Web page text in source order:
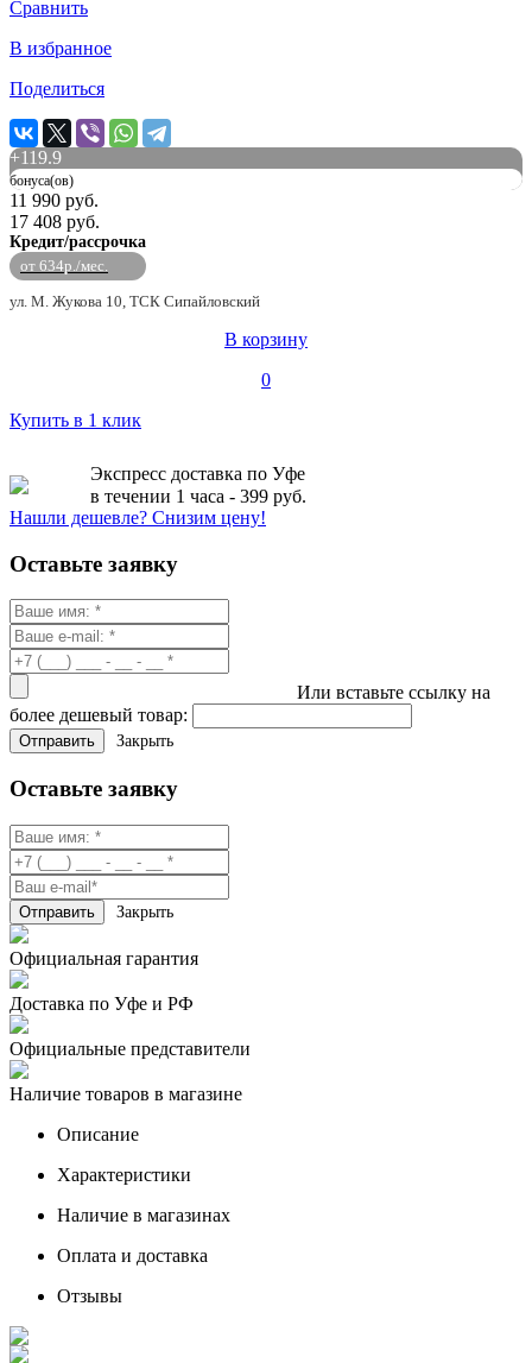
Сравнить
В избранное
Поделиться
+119.9
бонуса(ов)
11 990 руб.
17 408 руб.
Кредит/рассрочка
от 634р./мес.
ул. М. Жукова 10, ТСК Сипайловский
В корзину
0
Купить в 1 клик
Экспресс доставка по Уфе
в течении 1 часа - 399 руб.
Нашли дешевле? Снизим цену!
Оставьте заявку
Или вставьте ссылку на
более дешевый товар:
Закрыть
Оставьте заявку
Закрыть
Официальная гарантия
Доставка по Уфе и РФ
Официальные представители
Наличие товаров в магазине
Описание
Характеристики
Наличие в магазинах
Оплата и доставка
Отзывы